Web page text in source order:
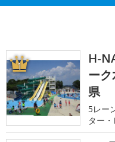
1
H-
ー
県
5レー
ター